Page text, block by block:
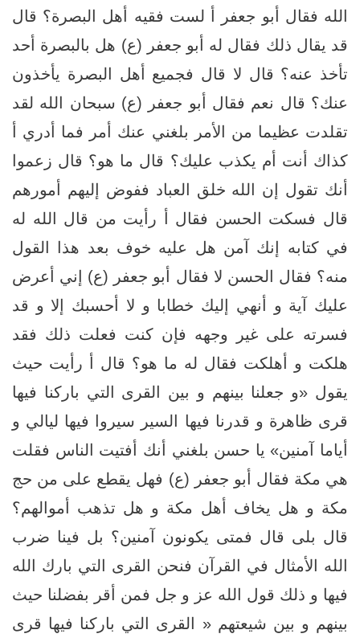
الله فقال أبو جعفر أ لست فقيه أهل البصرة؟ قال
قد يقال ذلك فقال له أبو جعفر (ع) هل بالبصرة أحد
تأخذ عنه؟ قال لا قال فجميع أهل البصرة يأخذون
عنك؟ قال نعم فقال أبو جعفر (ع) سبحان الله لقد
تقلدت عظيما من الأمر بلغني عنك أمر فما أدري أ
كذاك أنت أم يكذب عليك؟ قال ما هو؟ قال زعموا
أنك تقول إن الله خلق العباد ففوض إليهم أمورهم
قال فسكت الحسن فقال أ رأيت من قال الله له
في كتابه إنك آمن هل عليه خوف بعد هذا القول
منه؟ فقال الحسن لا فقال أبو جعفر (ع) إني أعرض
عليك آية و أنهي إليك خطابا و لا أحسبك إلا و قد
فسرته على غير وجهه فإن كنت فعلت ذلك فقد
هلكت و أهلكت فقال له ما هو؟ قال أ رأيت حيث
يقول «و جعلنا بينهم و بين القرى التي باركنا فيها
قرى ظاهرة و قدرنا فيها السير سيروا فيها ليالي و
أياما آمنين»‏ يا حسن بلغني أنك أفتيت الناس فقلت
هي مكة فقال أبو جعفر (ع) فهل يقطع على من حج
مكة و هل يخاف أهل مكة و هل تذهب أموالهم؟
قال بلى قال فمتى يكونون آمنين؟ بل فينا ضرب
الله الأمثال في القرآن فنحن القرى التي بارك الله
فيها و ذلك قول الله عز و جل فمن أقر بفضلنا حيث
بينهم و بين شيعتهم‏ « القرى التي باركنا فيها قرى